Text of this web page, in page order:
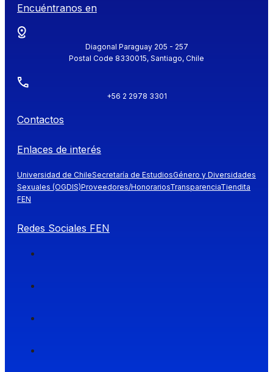
Encuéntranos en
Diagonal Paraguay 205 - 257
Postal Code 8330015, Santiago, Chile
+56 2 2978 3301
Contactos
Enlaces de interés
Universidad de ChileSecretaría de EstudiosGénero y Diversidades
Sexuales (OGDIS)Proveedores/HonorariosTransparenciaTiendita
FEN
Redes Sociales FEN